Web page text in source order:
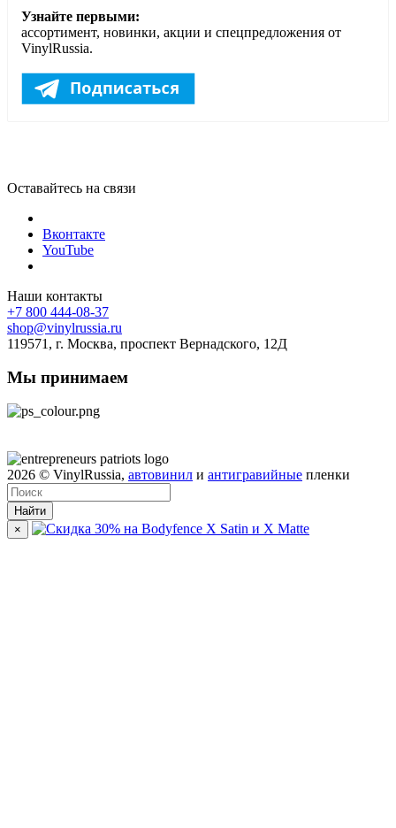
Узнайте первыми:
ассортимент, новинки, акции и спецпредложения от
VinylRussia.
Оставайтесь на связи
Вконтакте
YouTube
Наши контакты
+7 800 444-08-37
shop@vinylrussia.ru
119571, г. Москва, проспект Вернадского, 12Д
Мы принимаем
2026 © VinylRussia, автовинил и антигравийные пленки
Найти
×